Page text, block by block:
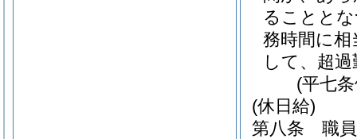
ることと
務時間に
して、超
(平七
(休日給)
第八条
職